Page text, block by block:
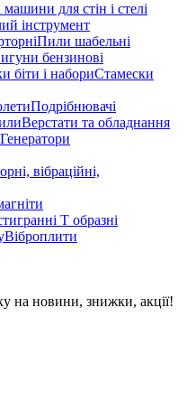
для стін і стелі
інструмент
Пили шабельні
бензинові
біти і набориСтамески
Подрібнювачі
Верстати та обладнання
Генератори
вібраційні,
Т образні
Віброплити
на новини, знижки, акції!